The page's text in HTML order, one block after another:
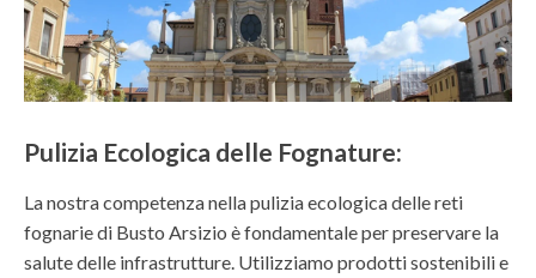
Pulizia Ecologica delle Fognature:
La nostra competenza nella pulizia ecologica delle reti
fognarie di Busto Arsizio è fondamentale per preservare la
salute delle infrastrutture. Utilizziamo prodotti sostenibili e